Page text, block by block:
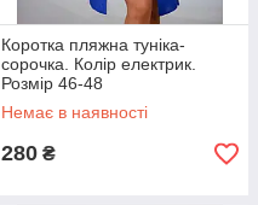
Коротка пляжна туніка-
сорочка. Колір електрик.
Розмір 46-48
Немає в наявності
280 ₴